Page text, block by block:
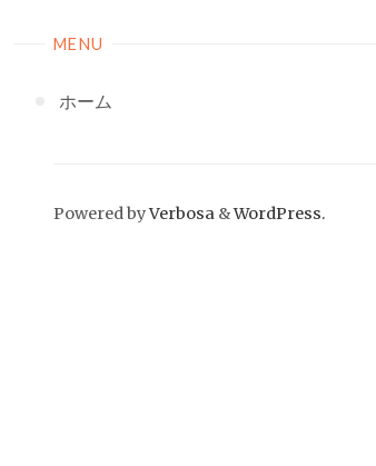
MENU
ホーム
Powered byVerbosa &WordPress.